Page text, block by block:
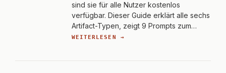
sind sie für alle Nutzer kostenlos
verfügbar. Dieser Guide erklärt alle sechs
Artifact-Typen, zeigt 9 Prompts zum…
WEITERLESEN →